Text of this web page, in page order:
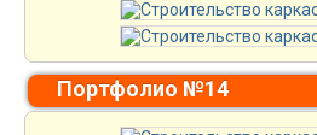
Портфолио №14